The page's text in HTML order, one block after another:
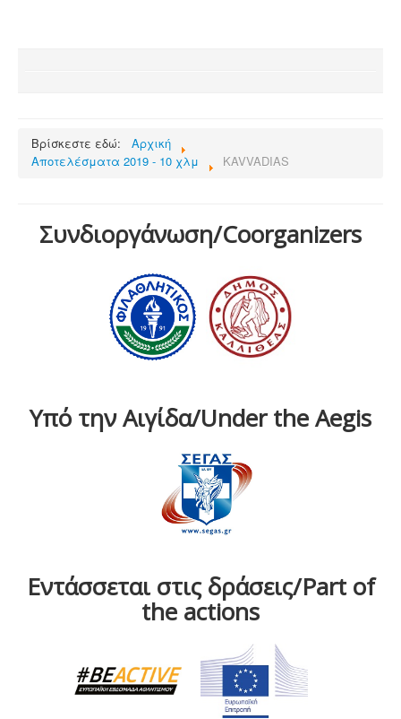
Βρίσκεστε εδώ:
Αρχική
Αποτελέσματα 2019 - 10 χλμ
KAVVADIAS
Συνδιοργάνωση/Coorganizers
Υπό την Αιγίδα/Under the Aegis
Εντάσσεται στις δράσεις/Part of
the actions